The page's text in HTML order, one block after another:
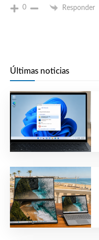
0 Responder
Últimas noticias